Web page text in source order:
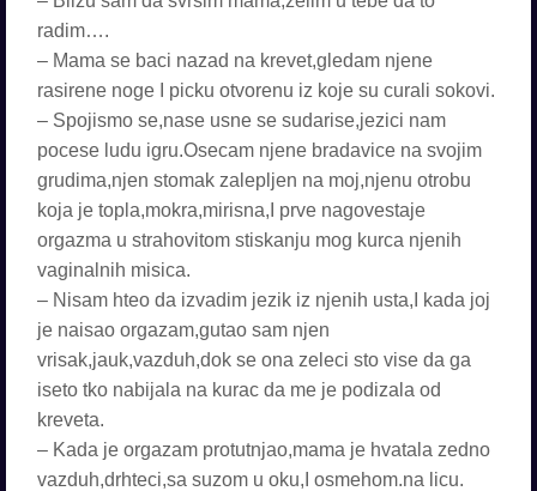
radim….
– Mama se baci nazad na krevet,gledam njene
rasirene noge I picku otvorenu iz koje su curali sokovi.
– Spojismo se,nase usne se sudarise,jezici nam
pocese ludu igru.Osecam njene bradavice na svojim
grudima,njen stomak zalepljen na moj,njenu otrobu
koja je topla,mokra,mirisna,I prve nagovestaje
orgazma u strahovitom stiskanju mog kurca njenih
vaginalnih misica.
– Nisam hteo da izvadim jezik iz njenih usta,I kada joj
je naisao orgazam,gutao sam njen
vrisak,jauk,vazduh,dok se ona zeleci sto vise da ga
iseto tko nabijala na kurac da me je podizala od
kreveta.
– Kada je orgazam protutnjao,mama je hvatala zedno
vazduh,drhteci,sa suzom u oku,I osmehom.na licu.